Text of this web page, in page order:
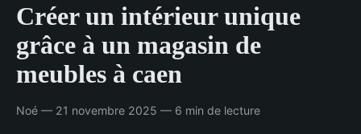
Créer un intérieur unique
grâce à un magasin de
meubles à caen
Noé — 21 novembre 2025 — 6 min de lecture